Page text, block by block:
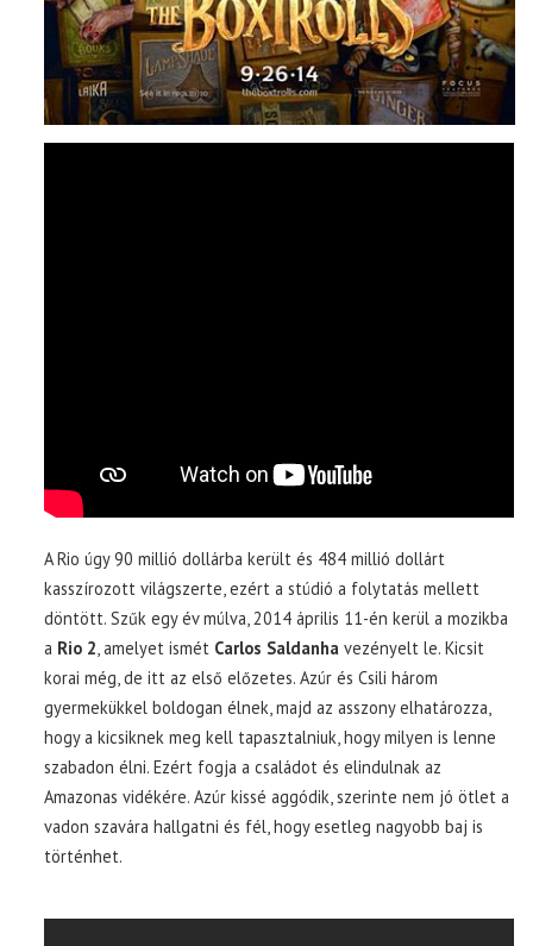
A Rio úgy 90 millió dollárba került és 484 millió dollárt
kasszírozott világszerte, ezért a stúdió a folytatás mellett
döntött. Szűk egy év múlva, 2014 április 11-én kerül a mozikba
a Rio 2, amelyet ismét Carlos Saldanha vezényelt le. Kicsit
korai még, de itt az első előzetes. Azúr és Csili három
gyermekükkel boldogan élnek, majd az asszony elhatározza,
hogy a kicsiknek meg kell tapasztalniuk, hogy milyen is lenne
szabadon élni. Ezért fogja a családot és elindulnak az
Amazonas vidékére. Azúr kissé aggódik, szerinte nem jó ötlet a
vadon szavára hallgatni és fél, hogy esetleg nagyobb baj is
történhet.